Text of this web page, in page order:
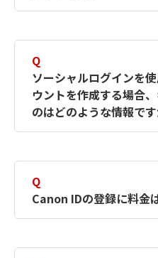
す。詳しい作成方法
何ですか？Canon
ださい。
Q
ソーシャルログインを
ウントを作成する場合
のはどのような情報です
択したサービスか
簡単に作成できるよ
Canon IDの登録フ
Q
Canon IDの登録に料金